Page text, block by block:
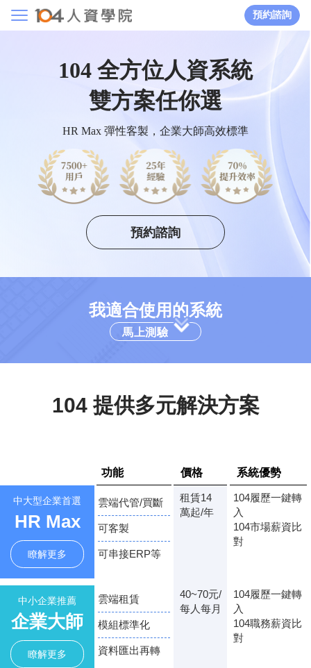
預約諮詢
104 全方位人資系統
雙方案任你選​
HR Max 彈性客製，企業大師高效標準
預約諮詢
我適合使用的系統
馬上測驗
104 提供多元解決方案
功能 價格 系統優勢
中大型企業首選
HR Max
瞭解更多
雲端代管/買斷
可客製
可串接ERP等
租賃14
萬起/年
104履歷一鍵轉
入
104市場薪資比
對
中小企業推薦
企業大師
瞭解更多
雲端租賃
模組標準化
資料匯出再轉
40~70元/
每人每月
104履歷一鍵轉
入
104職務薪資比
對